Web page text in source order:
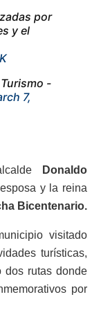
por
y el
-
7,
Donaldo
y la reina
Bicentenario.
visitado
turísticas,
dos rutas donde
por